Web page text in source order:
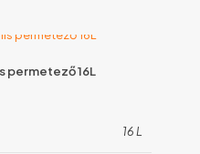
permetező 16L
16 L